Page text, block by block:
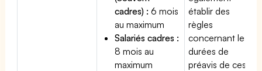
cadres) : 6 mois
au maximum
Salariés cadres :
8 mois au
maximum
établir des
règles
concernant les
durées de
préavis de ces